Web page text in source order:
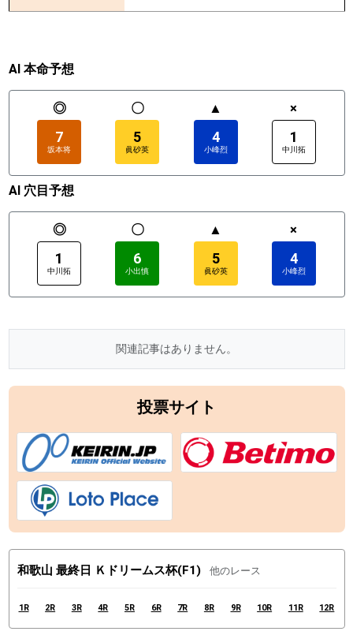
AI 本命予想
◎
7
坂本将
〇
5
眞砂英
▲
4
小峰烈
×
1
中川拓
AI 穴目予想
◎
1
中川拓
〇
6
小出慎
▲
5
眞砂英
×
4
小峰烈
関連記事はありません。
投票サイト
和歌山 最終日 Ｋドリームス杯(F1) 他のレース
1R 2R 3R 4R 5R 6R 7R 8R 9R 10R 11R 12R